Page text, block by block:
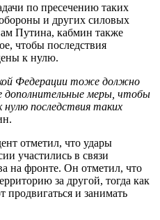
по пресечению таких
и других силовых
Путина, кабмин также
чтобы последствия
к нулю.
Федерации тоже должно
дополнительные меры, чтобы
последствия таких
отметил, что удары
участились в связи
на фронте. Он отметил, что
за другой, тогда как
и занимать